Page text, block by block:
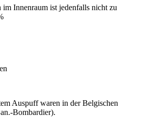
im Innenraum ist jedenfalls nicht zu
Auspuff waren in der Belgischen
Bombardier).